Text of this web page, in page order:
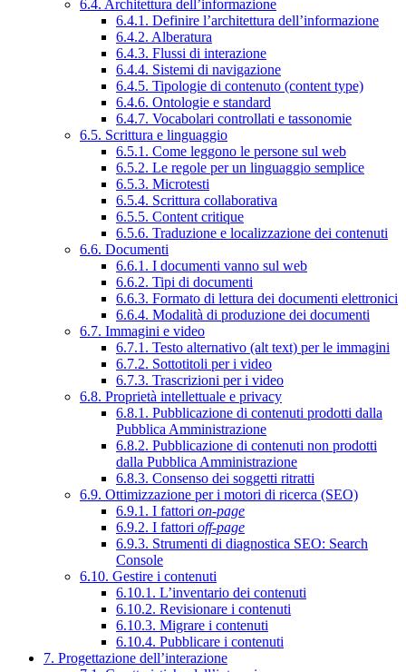
6.4. Architettura dell’informazione
6.4.1. Definire l’architettura dell’informazione
6.4.2. Alberatura
6.4.3. Flussi di interazione
6.4.4. Sistemi di navigazione
6.4.5. Tipologie di contenuto (content type)
6.4.6. Ontologie e standard
6.4.7. Vocabolari controllati e tassonomie
6.5. Scrittura e linguaggio
6.5.1. Come leggono le persone sul web
6.5.2. Le regole per un linguaggio semplice
6.5.3. Microtesti
6.5.4. Scrittura collaborativa
6.5.5. Content critique
6.5.6. Traduzione e localizzazione dei contenuti
6.6. Documenti
6.6.1. I documenti vanno sul web
6.6.2. Tipi di documenti
6.6.3. Formato di lettura dei documenti elettronici
6.6.4. Modalità di produzione dei documenti
6.7. Immagini e video
6.7.1. Testo alternativo (alt text) per le immagini
6.7.2. Sottotitoli per i video
6.7.3. Trascrizioni per i video
6.8. Proprietà intellettuale e privacy
6.8.1. Pubblicazione di contenuti prodotti dalla
Pubblica Amministrazione
6.8.2. Pubblicazione di contenuti non prodotti
dalla Pubblica Amministrazione
6.8.3. Consenso dei soggetti ritratti
6.9. Ottimizzazione per i motori di ricerca (SEO)
6.9.1. I fattori on-page
6.9.2. I fattori off-page
6.9.3. Strumenti di diagnostica SEO: Search
Console
6.10. Gestire i contenuti
6.10.1. L’inventario dei contenuti
6.10.2. Revisionare i contenuti
6.10.3. Migrare i contenuti
6.10.4. Pubblicare i contenuti
7. Progettazione dell’interazione